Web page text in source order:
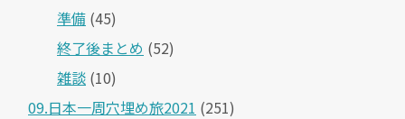
準備 (45)
終了後まとめ (52)
雑談 (10)
09.日本一周穴埋め旅2021 (251)